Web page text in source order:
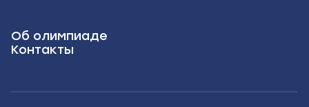
Об олимпиаде
Контакты